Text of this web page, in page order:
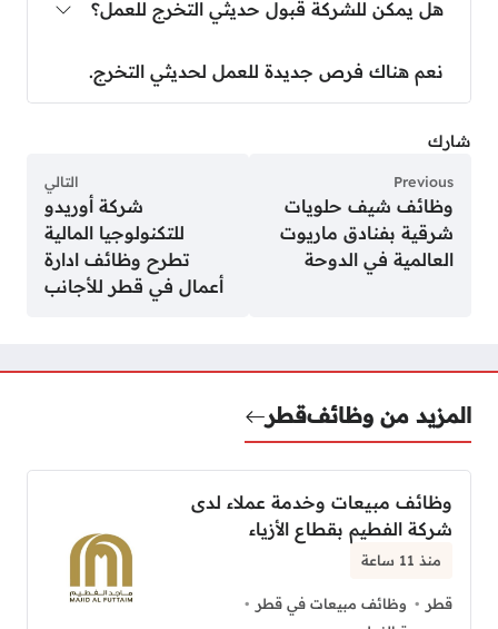
هل يمكن للشركة قبول حديثي التخرج للعمل؟
نعم هناك فرص جديدة للعمل لحديثي التخرج.
شارك
Previous
وظائف شيف حلويات
شرقية بفنادق ماريوت
العالمية في الدوحة
التالي
شركة أوريدو
للتكنولوجيا المالية
تطرح وظائف ادارة
أعمال في قطر للأجانب
المزيد من وظائفقطر
وظائف مبيعات وخدمة عملاء لدى
شركة الفطيم بقطاع الأزياء
منذ 11 ساعة
قطر
وظائف مبيعات في قطر